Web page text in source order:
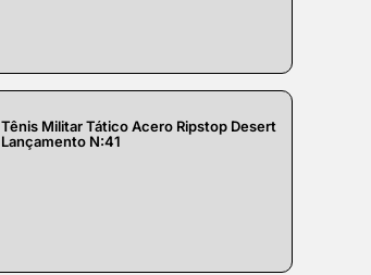
Tênis Militar Tático Acero Ripstop Desert
Lançamento N:41